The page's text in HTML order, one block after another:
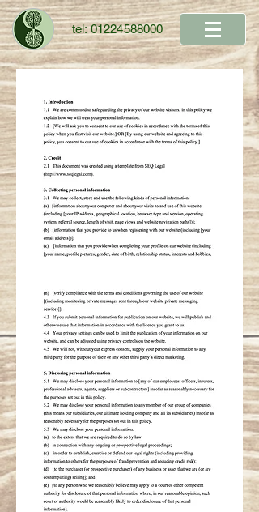
tel:01224588000